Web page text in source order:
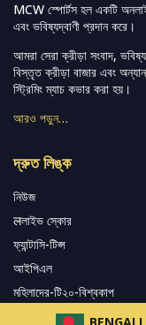
MCW স্পোর্টস হল একটি
এবং ভবিষ্যদ্বাণী প্রদান করে।
আমরা সেরা ক্রীড়া সংবাদ,
বিস্তৃত ক্রীড়া বাজার এবং
স্ট্রিমিং ম্যাচ কভার করা হয়।
আরও পড়ুন…
দ্রুত লিঙ্ক
নিউজ
लলাইভ স্কোর
ফ্যান্টাসি-টিপ্স
আইপিএল
মহিলাদের-টি২০-বিশ্বকাপ